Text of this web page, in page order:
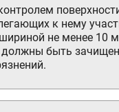
к нему
не менее 10
быть